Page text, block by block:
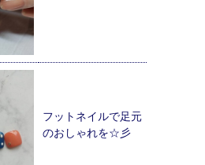
フットネイルで足元
のおしゃれを☆彡